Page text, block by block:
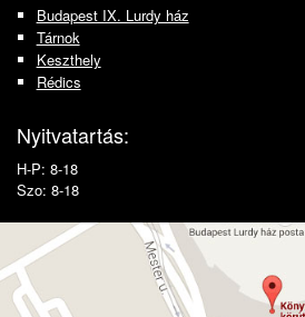
Budapest IX. Lurdy ház
Tárnok
Keszthely
Rédics
Nyitvatartás:
H-P: 8-18
Szo: 8-18